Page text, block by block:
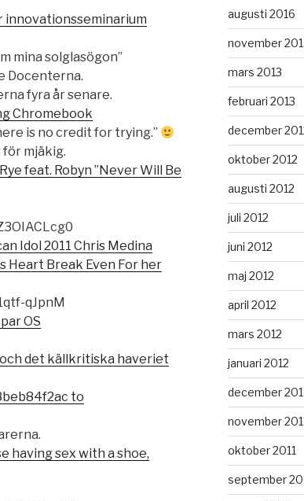
innovationsseminarium
mina solglasögon”
Docenterna.
fyra år senare.
Chromebook
is no credit for trying.”
för mjäkig.
feat. Robyn ”Never Will Be
Idol 2011 Chris Medina
Heart Break Even For her
qJpnM
OS
det källkritiska haveriet
to
having sex with a shoe,
augusti 2016
november
mars 2013
februari 2013
december
oktober 2012
augusti 2012
juli 2012
juni 2012
maj 2012
april 2012
mars 2012
januari 2012
december
november
oktober 2011
september